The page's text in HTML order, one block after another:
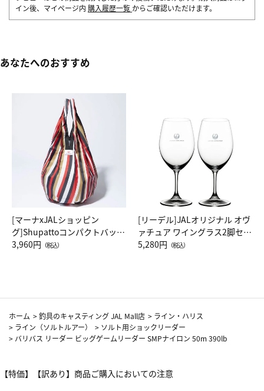
イン後、マイページ内 購入履歴一覧 からご確認いただけます。
あなたへのおすすめ
[マーナxJALショッピン
グ]Shupattoコンパクトバッグ
Drop JAL客室乗務員（LC）ス
3,960円 （税込）
[リーデル]JALオリジナル オヴ
ァチュア ワイングラス2脚セッ
ト（レッドワイン）
5,280円 （税込）
ホーム >釣具のキャスティング JAL Mall店 > ライン・ハリス
> ライン（ソルトルアー） > ソルト用ショックリーダー
> バリバス リーダー ビッグゲームリーダー SMPナイロン 50m 390lb
【特価】【訳あり】商品ご購入においての注意